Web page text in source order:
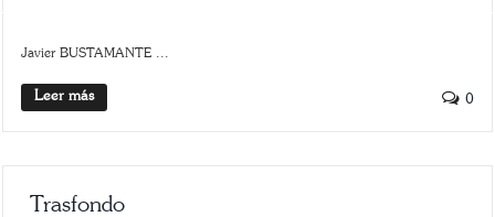
Javier BUSTAMANTE ...
Leer más 0
Trasfondo